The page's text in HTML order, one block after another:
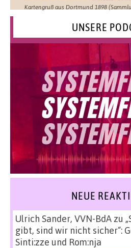
Kartengruß aus Dortmund 1898
UNSERE
NEUE
Ulrich Sander, VVN-BdAzu
gibt, sind wir nicht sicher“:
Sinti:zze und Rom:nja